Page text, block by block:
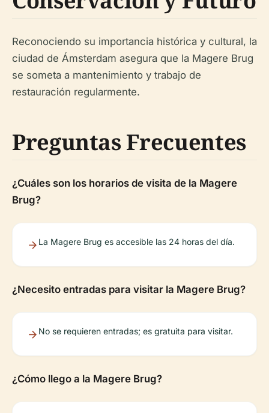
Reconociendo su importancia histórica y cultural, la
ciudad de Ámsterdam asegura que la Magere Brug
se someta a mantenimiento y trabajo de
restauración regularmente.
Preguntas Frecuentes
¿Cuáles son los horarios de visita de la Magere
Brug?
La Magere Brug es accesible las 24 horas del día.
¿Necesito entradas para visitar la Magere Brug?
No se requieren entradas; es gratuita para visitar.
¿Cómo llego a la Magere Brug?